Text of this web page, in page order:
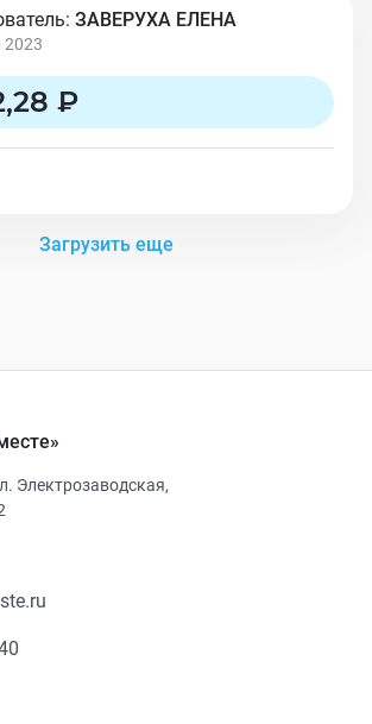
ЗАВЕРУХА ЕЛЕНА
2023
₽
Загрузить еще
Электрозаводская,